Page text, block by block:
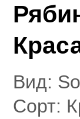
Вид:
Сорт: